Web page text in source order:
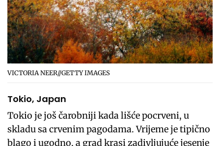
VICTORIA NEER//GETTY IMAGES
Tokio, Japan
Tokio je još čarobniji kada lišće pocrveni, u
skladu sa crvenim pagodama. Vrijeme je tipično
blago i ugodno, a grad krasi zadivljujuće jesenje